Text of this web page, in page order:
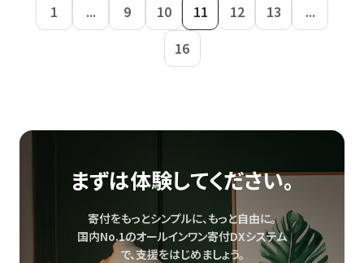
1 ... 9 10 11 12 13
...
16
まずは体験してください。
寄付をもっとシンプルに、もっと自由に。
国内No.1のオールインワン寄付DXシステム
で、支援をはじめましょう。